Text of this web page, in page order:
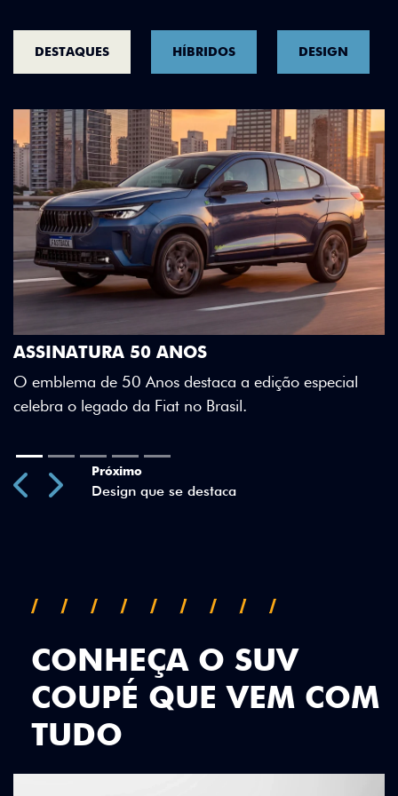
DESTAQUES HÍBRIDOS DESIGN
DESIGN QUE SE DESTACA
Teto bicolor, adesivos estilizados e detalhes em
Green criam uma identidade visual única.
CONHEÇA O SUV
COUPÉ QUE VEM COM
TUDO